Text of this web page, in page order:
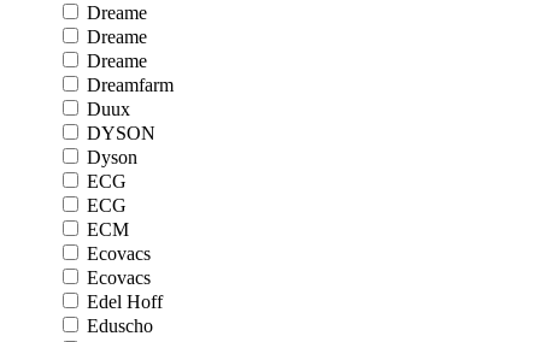
Dreame
Dreame
Dreame
Dreamfarm
Duux
DYSON
Dyson
ECG
ECG
ECM
Ecovacs
Ecovacs
Edel Hoff
Eduscho